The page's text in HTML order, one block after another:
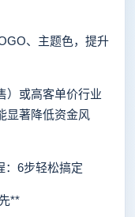
、主题色，提升
或高客单价行业
显著降低资金风
6步轻松搞定
**